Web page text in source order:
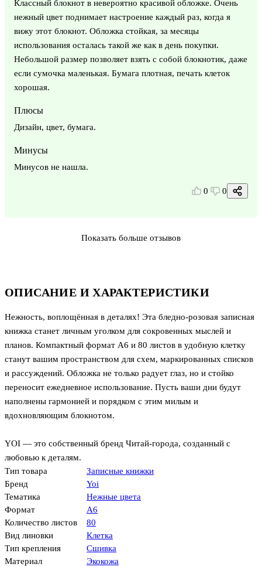
ОПИСАНИЕ И ХАРАКТЕРИСТИКИ
Нежность, воплощённая в деталях! Эта бледно-розовая записная
книжка станет личным уголком для сокровенных мыслей и
планов. Компактный формат А6 и 80 листов в удобную клетку
станут вашим пространством для схем, маркированных списков
и рассуждений. Обложка не только радует глаз, но и стойко
переносит ежедневное использование. Пусть ваши дни будут
наполнены гармонией и порядком с этим милым и
вдохновляющим блокнотом.
YOI — это собственный бренд Читай-города, созданный с
любовью к деталям.
Тип товара
Записные книжки
Бренд
Yoi
Тематика
Нежные цвета
Формат
А6
Количество листов
80
Вид линовки
Клетка
Тип крепления
Сшивка
Материал
Экокожа
Классный блокнот в невероятно красивой обложке. Очень
нежный цвет поднимает настроение каждый раз, когда я
вижу этот блокнот. Обложка стойкая, за месяцы
использования осталась такой же как в день покупки.
Небольшой размер позволяет взять с собой блокнотик, даже
если сумочка маленькая. Бумага плотная, печать клеток
хорошая.
Плюсы
Дизайн, цвет, бумага.
Минусы
Минусов не нашла.
0 0
Показать больше отзывов